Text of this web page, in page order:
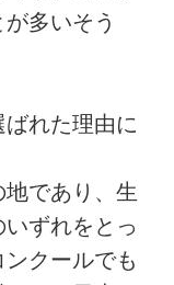
多いそう
れた理由に
地であり、生
ずれをとっ
クールでも